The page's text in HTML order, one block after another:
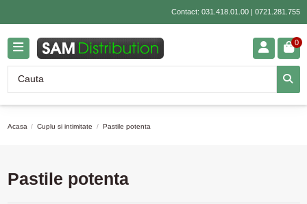
Contact: 031.418.01.00| 0721.281.755
0
Acasa Cuplu si intimitate Pastile potenta
Pastile potenta